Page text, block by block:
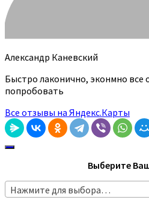
Александр Каневский
Быстро лаконично, эконмно все
попробовать
Все отзывы на Яндекс.Карты
Выберите
Нажмите для выбора…